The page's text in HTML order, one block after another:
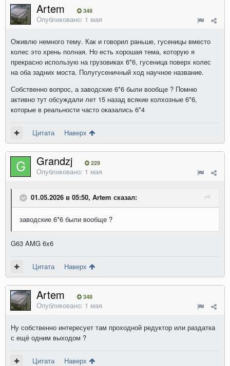
Artem 348
Опубликовано: 1 мая
Оживлю немного тему. Как и говорил раньше, гусеницы вместо
колес это хрень полная. Но есть хорошая тема, которую я
прекрасно использую на грузовиках 6*6, гусеница поверх колес
на оба задних моста. Полугусеничный ход научное название.
Собственно вопрос, а заводские 6*6 были вообще ? Помню
активно тут обсуждали лет 15 назад всякие колхозные 6*6,
которые в реальности часто оказались 6*4
Цитата Наверх
Grandzj 229
Опубликовано: 1 мая
01.05.2026 в 05:50, Artem сказал:
заводские 6*6 были вообще ?
G63 AMG 6x6
Цитата Наверх
Artem 348
Опубликовано: 1 мая
Ну собственно интересует там проходной редуктор или раздатка
с ещё одним выходом ?
Цитата Наверх